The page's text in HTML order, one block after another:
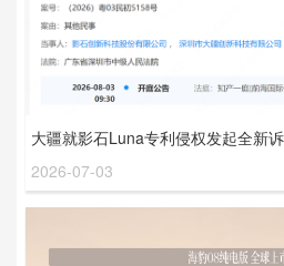
大疆就影石Luna专利侵权发起全新
2026-07-03